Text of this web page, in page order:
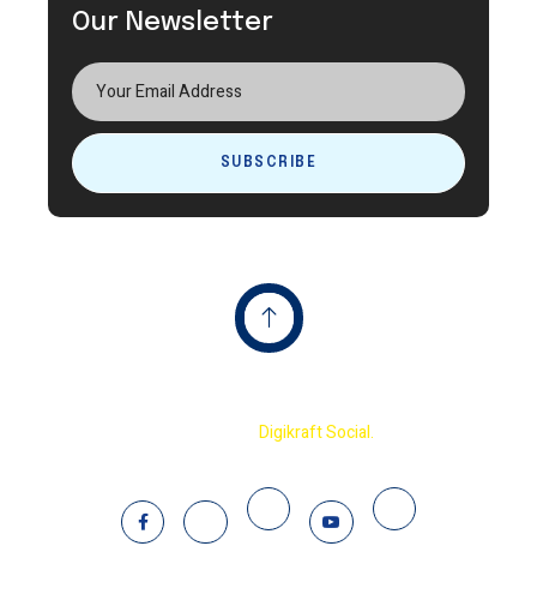
Our Newsletter
SUBSCRIBE
Digikraft Social.